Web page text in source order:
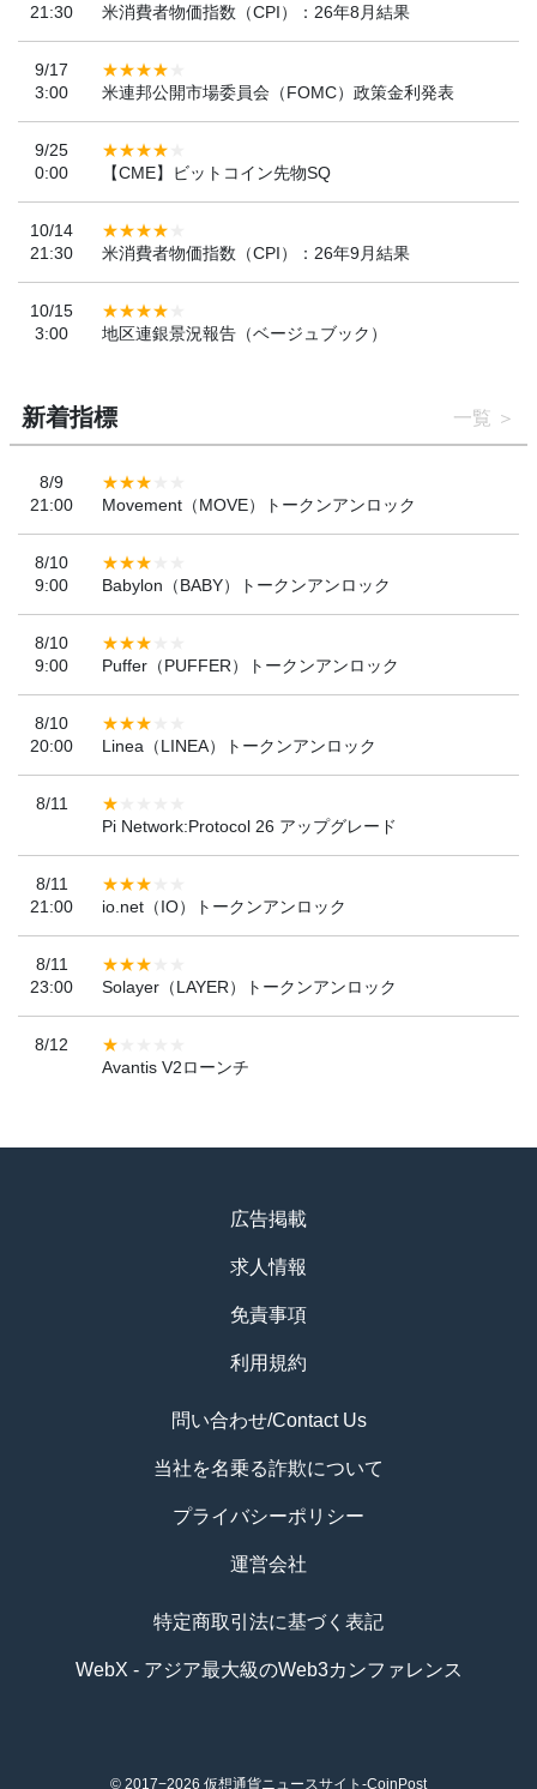
21:30
米消費者物価指数（CPI）：26年8月結果
9/17
3:00
米連邦公開市場委員会（FOMC）政策金利発表
9/25
0:00
【CME】ビットコイン先物SQ
10/14
21:30
米消費者物価指数（CPI）：26年9月結果
10/15
3:00
地区連銀景況報告（ベージュブック）
新着指標 一覧
8/9
21:00
Movement（MOVE）トークンアンロック
8/10
9:00
Babylon（BABY）トークンアンロック
8/10
9:00
Puffer（PUFFER）トークンアンロック
8/10
20:00
Linea（LINEA）トークンアンロック
8/11
Pi Network:Protocol 26 アップグレード
8/11
21:00
io.net（IO）トークンアンロック
8/11
23:00
Solayer（LAYER）トークンアンロック
8/12
Avantis V2ローンチ
広告掲載
求人情報
免責事項
利用規約
問い合わせ/Contact Us
当社を名乗る詐欺について
プライバシーポリシー
運営会社
特定商取引法に基づく表記
WebX - アジア最大級のWeb3カンファレンス
© 2017−2026 仮想通貨ニュースサイト-CoinPost